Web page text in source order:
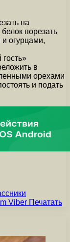
на
порезать
огурцами,
в
орехами
и подать
Viber Печатать